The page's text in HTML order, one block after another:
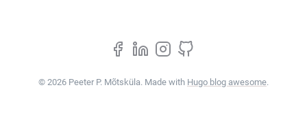
© 2026 Peeter P. Mõtsküla. Made with Hugo blog awesome.